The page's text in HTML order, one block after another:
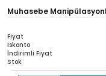
Muhasebe
Fiyat
İskonto
İndirimli Fiyat
Stok